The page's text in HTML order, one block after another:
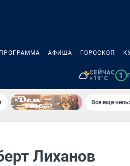
АФИША ГОРОСКОП
СЕЙЧАС
+19°C
1
Все еще
Лиханов